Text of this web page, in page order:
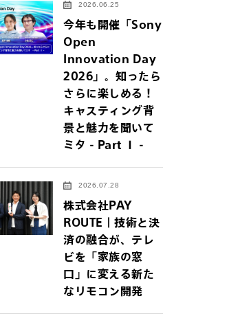
2026.06.25
今年も開催「Sony
Open
Innovation Day
2026」。知ったら
さらに楽しめる！
キャスティング背
景と魅力を聞いて
ミタ - Part Ⅰ -
2026.07.28
株式会社PAY
ROUTE｜技術と決
済の融合が、テレ
ビを「家族の窓
口」に変える新た
なリモコン開発